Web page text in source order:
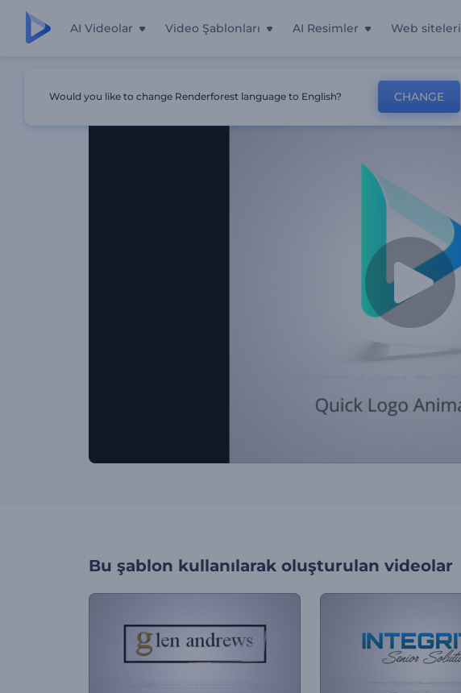
AI Videolar Video Şablonları AI Resimler Web siteleri
Bu şablon kullanılarak oluşturulan videolar
Would you like to change Renderforest language to English? CHANGE